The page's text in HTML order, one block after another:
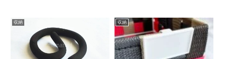
収納 収納